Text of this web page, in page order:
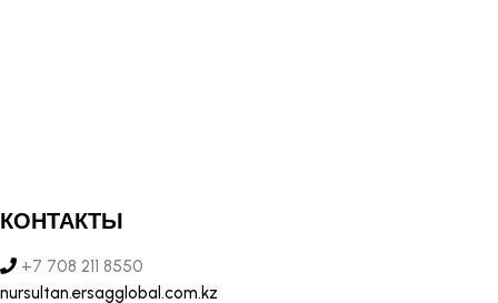
КОНТАКТЫ
+7 708 211 8550
nursultan.ersagglobal.com.kz